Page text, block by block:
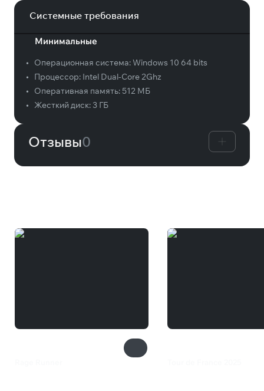
Системные требования
Минимальные
• Операционная система:Windows 10 64 bits
•
Процессор: Intel Dual-Core 2Ghz
•
Оперативная память: 512 МБ
•
Жесткий диск: 3 ГБ
Отзывы0